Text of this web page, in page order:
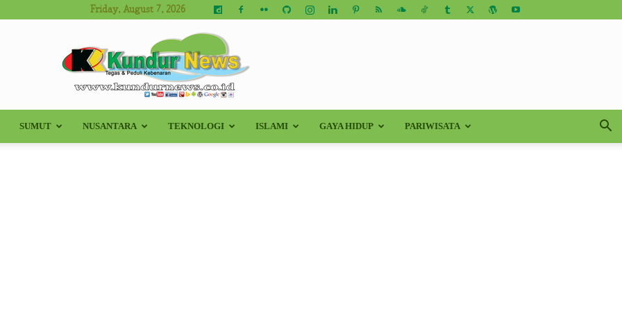
Friday, August 7, 2026
Kundur
SUMUT NUSANTARA TEKNOLOGI ISLAMI GAYA HIDUP PARIWISATA